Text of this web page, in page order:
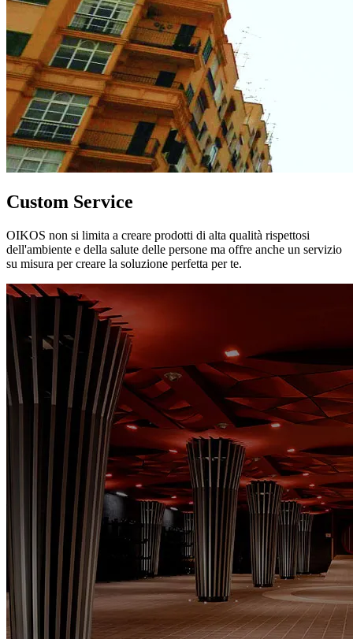
Custom Service
OIKOS non si limita a creare prodotti di alta qualità rispettosi
dell'ambiente e della salute delle persone ma offre anche un servizio
su misura per creare la soluzione perfetta per te.